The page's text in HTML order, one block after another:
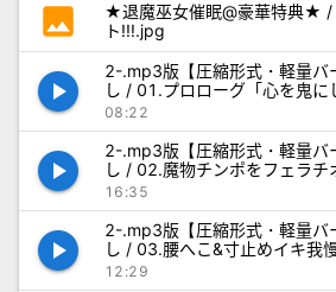
photo
★退魔巫女催眠@豪華特典★ /
ト!!!.jpg
play_arrow
2-.mp3版【圧縮形式・軽量バ
し / 01.プロローグ「心を鬼に
_NoSE.mp3
08:22
play_arrow
2-.mp3版【圧縮形式・軽量バ
し / 02.魔物チンポをフェラチ
_NoSE.mp3
16:35
play_arrow
2-.mp3版【圧縮形式・軽量バ
し / 03.腰へこ&寸止めイキ我
させる修行_NoSE.mp3
12:29